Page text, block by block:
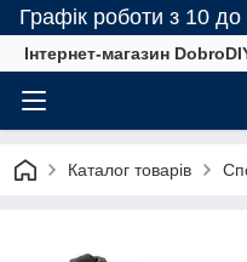
Графік роботи з 10
Інтернет-магазин
Каталог товарів